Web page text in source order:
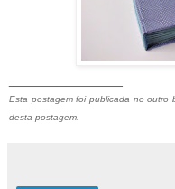
Esta postagem foi publicada no outro
desta postagem.